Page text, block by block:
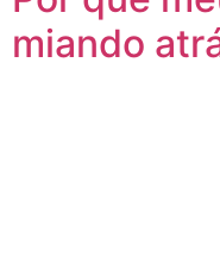
miando